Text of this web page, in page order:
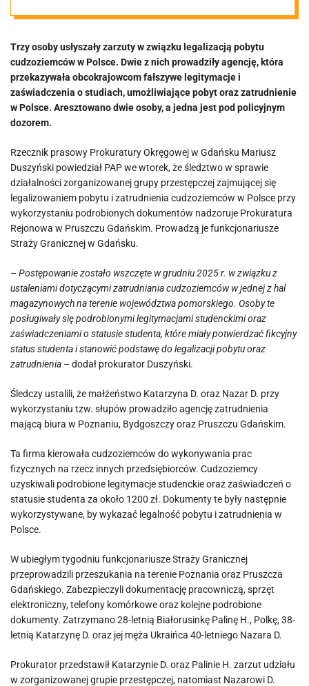
obcokrajowców
w Polsce
Trzy osoby usłyszały zarzuty w związku legalizacją pobytu
cudzoziemców w Polsce. Dwie z nich prowadziły agencję, która
przekazywała obcokrajowcom fałszywe legitymacje i
zaświadczenia o studiach, umożliwiające pobyt oraz zatrudnienie
w Polsce. Aresztowano dwie osoby, a jedna jest pod policyjnym
dozorem.
Rzecznik prasowy Prokuratury Okręgowej w Gdańsku Mariusz
Duszyński powiedział PAP we wtorek, że śledztwo w sprawie
działalności zorganizowanej grupy przestępczej zajmującej się
legalizowaniem pobytu i zatrudnienia cudzoziemców w Polsce przy
wykorzystaniu podrobionych dokumentów nadzoruje Prokuratura
Rejonowa w Pruszczu Gdańskim. Prowadzą je funkcjonariusze
Straży Granicznej w Gdańsku.
– Postępowanie zostało wszczęte w grudniu 2025 r. w związku z
ustaleniami dotyczącymi zatrudniania cudzoziemców w jednej z hal
magazynowych na terenie województwa pomorskiego. Osoby te
posługiwały się podrobionymi legitymacjami studenckimi oraz
zaświadczeniami o statusie studenta, które miały potwierdzać fikcyjny
status studenta i stanowić podstawę do legalizacji pobytu oraz
zatrudnienia – dodał prokurator Duszyński.
Śledczy ustalili, że małżeństwo Katarzyna D. oraz Nazar D. przy
wykorzystaniu tzw. słupów prowadziło agencję zatrudnienia
mającą biura w Poznaniu, Bydgoszczy oraz Pruszczu Gdańskim.
Ta firma kierowała cudzoziemców do wykonywania prac
fizycznych na rzecz innych przedsiębiorców. Cudzoziemcy
uzyskiwali podrobione legitymacje studenckie oraz zaświadczeń o
statusie studenta za około 1200 zł. Dokumenty te były następnie
wykorzystywane, by wykazać legalność pobytu i zatrudnienia w
Polsce.
W ubiegłym tygodniu funkcjonariusze Straży Granicznej
przeprowadzili przeszukania na terenie Poznania oraz Pruszcza
Gdańskiego. Zabezpieczyli dokumentację pracowniczą, sprzęt
elektroniczny, telefony komórkowe oraz kolejne podrobione
dokumenty. Zatrzymano 28-letnią Białorusinkę Palinę H., Polkę, 38-
letnią Katarzynę D. oraz jej męża Ukraińca 40-letniego Nazara D.
Prokurator przedstawił Katarzynie D. oraz Palinie H. zarzut udziału
w zorganizowanej grupie przestępczej, natomiast Nazarowi D.